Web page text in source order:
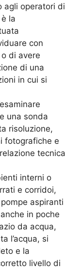
agli operatori di
la
con
di avere
di una
in cui si
una sonda
risoluzione,
fotografiche e
tecnica
interni o
e corridoi,
aspiranti
in poche
da acqua,
l’acqua, si
e la
livello di